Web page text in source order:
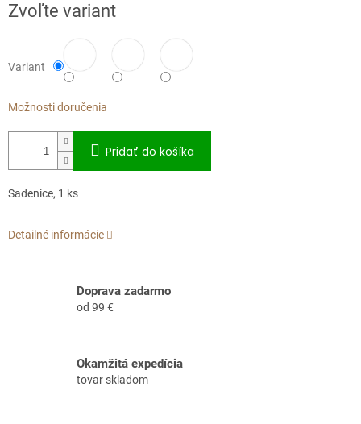
cena:
Zvoľte variant
Variant
Možnosti doručenia
Pridať do košíka
Sadenice, 1 ks
Detailné informácie
Doprava zadarmo
od 99 €
Okamžitá expedícia
tovar skladom